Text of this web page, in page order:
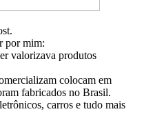
por mim:
valorizava produtos
colocam em
fabricados no Brasil.
carros e tudo mais